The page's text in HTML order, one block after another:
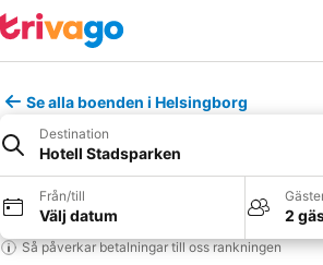
Se alla boenden i Helsingborg
Destination
Hotell Stadsparken
Från/till
Välj datum 2
Så påverkar betalningar till oss rankningen